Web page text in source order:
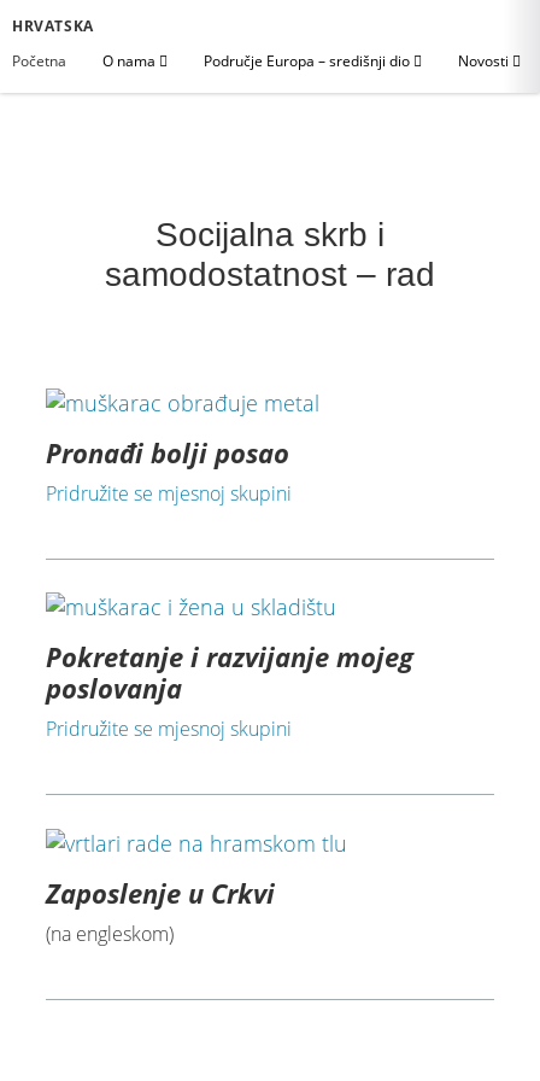
HRVATSKA
Početna
O nama Područje Europa – središnji dio Novosti
Socijalna skrb i
samodostatnost – rad
Pronađi bolji posao
Pridružite se mjesnoj skupini
Pokretanje i razvijanje mojeg
poslovanja
Pridružite se mjesnoj skupini
Zaposlenje u Crkvi
(na engleskom)